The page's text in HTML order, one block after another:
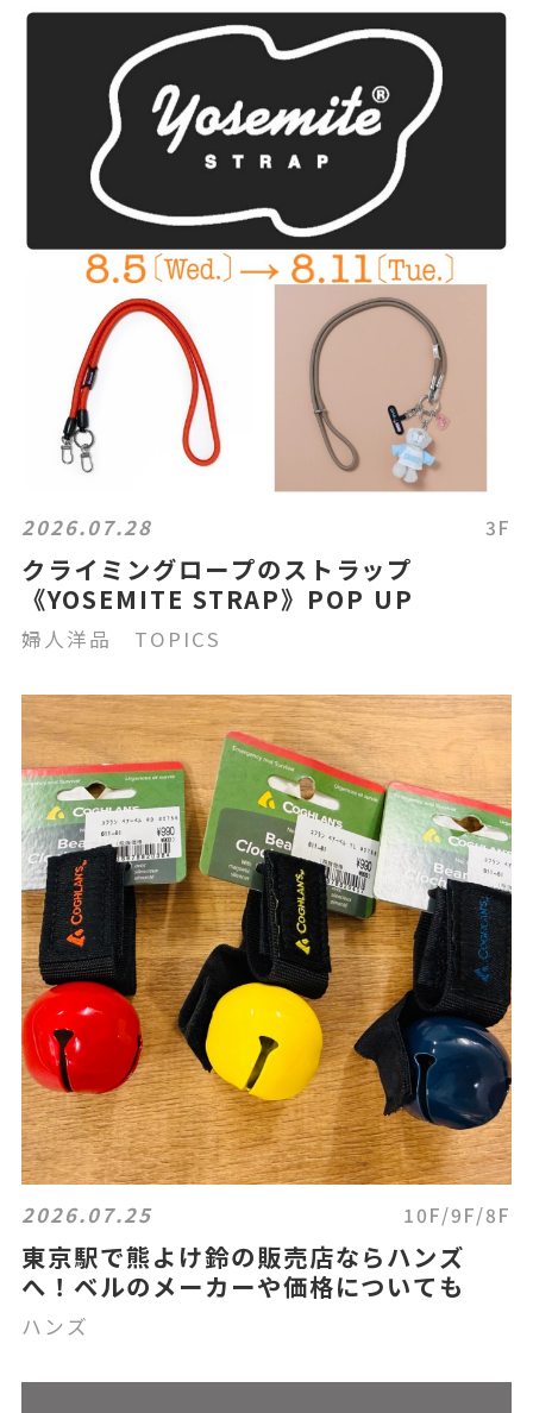
2026.07.28 3F
クライミングロープのストラップ
《YOSEMITE STRAP》POP UP
婦人洋品 TOPICS
2026.07.25 10F/9F/8F
東京駅で熊よけ鈴の販売店ならハンズ
へ！ベルのメーカーや価格についても
ハンズ